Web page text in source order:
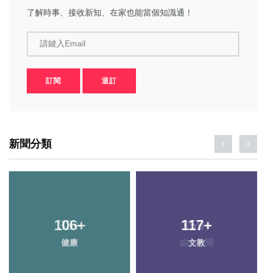
了解時事、接收新知、在家也能當個知識通！
請鍵入Email
訂閱 退訂
新聞分類
106+
健康
117+
文教
33+
宗教
359+
綜合新聞